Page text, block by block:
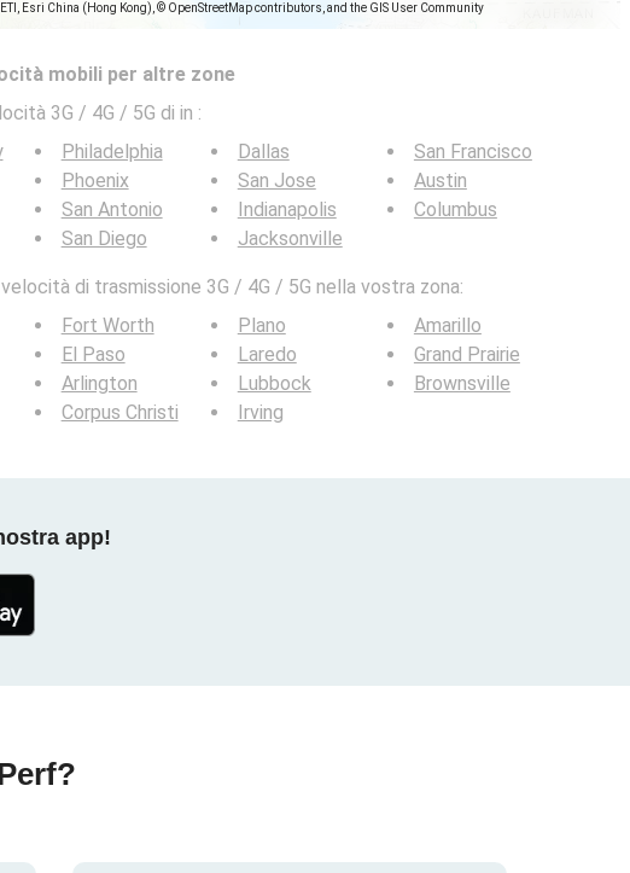
Esri China (Hong Kong), © OpenStreetMap contributors, and the GIS User Community
mobili per altre zone
3G / 4G / 5G di in :
Philadelphia
Phoenix
San Antonio
San Diego
Dallas
San Jose
Indianapolis
Jacksonville
San Francisco
Austin
Columbus
di trasmissione 3G / 4G / 5G nella vostra zona:
Fort Worth
El Paso
Arlington
Corpus Christi
Plano
Laredo
Lubbock
Irving
Amarillo
Grand Prairie
Brownsville
app!